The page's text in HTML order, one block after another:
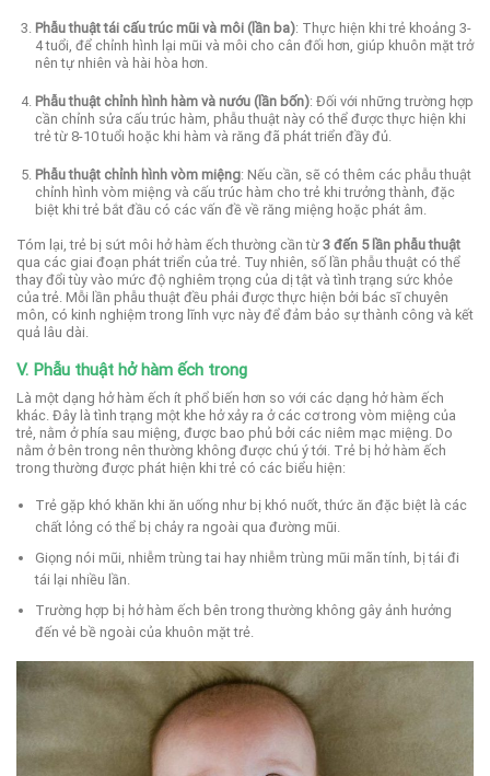
Phẫu thuật tái cấu trúc mũi và môi (lần ba): Thực hiện khi trẻ khoảng 3-
4 tuổi, để chỉnh hình lại mũi và môi cho cân đối hơn, giúp khuôn mặt trở
nên tự nhiên và hài hòa hơn.
Phẫu thuật chỉnh hình hàm và nướu (lần bốn): Đối với những trường hợp
cần chỉnh sửa cấu trúc hàm, phẫu thuật này có thể được thực hiện khi
trẻ từ 8-10 tuổi hoặc khi hàm và răng đã phát triển đầy đủ.
Phẫu thuật chỉnh hình vòm miệng: Nếu cần, sẽ có thêm các phẫu thuật
chỉnh hình vòm miệng và cấu trúc hàm cho trẻ khi trưởng thành, đặc
biệt khi trẻ bắt đầu có các vấn đề về răng miệng hoặc phát âm.
Tóm lại, trẻ bị sứt môi hở hàm ếch thường cần từ 3 đến 5 lần phẫu thuật
qua các giai đoạn phát triển của trẻ. Tuy nhiên, số lần phẫu thuật có thể
thay đổi tùy vào mức độ nghiêm trọng của dị tật và tình trạng sức khỏe
của trẻ. Mỗi lần phẫu thuật đều phải được thực hiện bởi bác sĩ chuyên
môn, có kinh nghiệm trong lĩnh vực này để đảm bảo sự thành công và kết
quả lâu dài.
V. Phẫu thuật hở hàm ếch trong
Là một dạng hở hàm ếch ít phổ biến hơn so với các dạng hở hàm ếch
khác. Đây là tình trạng một khe hở xảy ra ở các cơ trong vòm miệng của
trẻ, nằm ở phía sau miệng, được bao phủ bởi các niêm mạc miệng. Do
nằm ở bên trong nên thường không được chú ý tới. Trẻ bị hở hàm ếch
trong thường được phát hiện khi trẻ có các biểu hiện:
Trẻ gặp khó khăn khi ăn uống như bị khó nuốt, thức ăn đặc biệt là các
chất lỏng có thể bị chảy ra ngoài qua đường mũi.
Giọng nói mũi, nhiễm trùng tai hay nhiễm trùng mũi mãn tính, bị tái đi
tái lại nhiều lần.
Trường hợp bị hở hàm ếch bên trong thường không gây ảnh hưởng
đến vẻ bề ngoài của khuôn mặt trẻ.